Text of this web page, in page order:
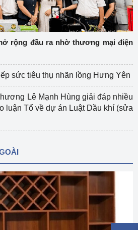
rộng đầu ra nhờ thương mại điện
sức tiêu thụ nhãn lồng Hưng Yên
Lê Mạnh Hùng giải đáp nhiều
luận Tổ về dự án Luật Dầu khí (sửa